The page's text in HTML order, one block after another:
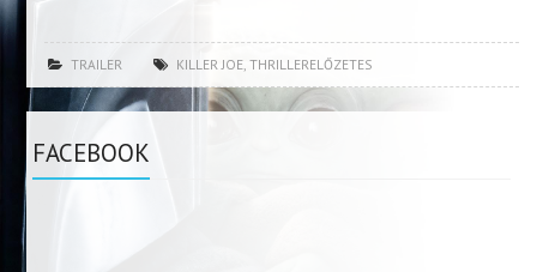
TRAILER KILLER JOE,THRILLERELŐZETES
FACEBOOK